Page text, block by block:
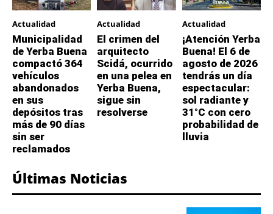
Actualidad
Municipalidad
de Yerba Buena
compactó 364
vehículos
abandonados
en sus
depósitos tras
más de 90 días
sin ser
reclamados
Actualidad
El crimen del
arquitecto
Scidá, ocurrido
en una pelea en
Yerba Buena,
sigue sin
resolverse
Actualidad
¡Atención Yerba
Buena! El 6 de
agosto de 2026
tendrás un día
espectacular:
sol radiante y
31°C con cero
probabilidad de
lluvia
Últimas Noticias